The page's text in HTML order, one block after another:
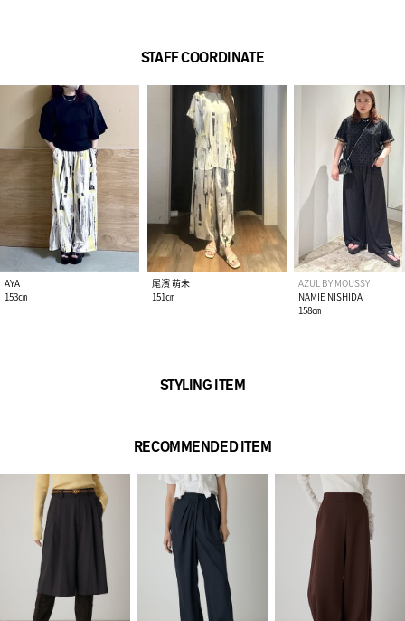
また、縫製部分や生地を引っ張ると白地が見えますがプリント
アタリを含む地色の見え方、アタリの箇所には個体差がありま
す。
透け感：柄WHTはあり
裏 地：あり
伸縮性：なし
光沢感：なし
■柄WHT・GRY モデル身長：163cm、着用サイズ：Mサイズ
■BLK モデル身長：171cm、着用サイズ：Mサイズ
[注意事項]
り、実物と色味が異なる場合がございます。
STAFF COORDINATE
AYA
153㎝
尾濱 萌未
151㎝
AZUL BY MOUSSY
NAMIE NISHIDA
158㎝
STYLING ITEM
RECOMMENDED ITEM